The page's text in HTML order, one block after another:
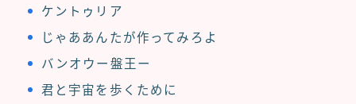
ケントゥリア
じゃああんたが作ってみろよ
バンオウー盤王ー
君と宇宙を歩くために